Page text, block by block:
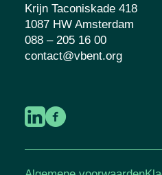
Krijn Taconiskade 418
1087 HW Amsterdam
088 – 205 16 00
contact@vbent.org